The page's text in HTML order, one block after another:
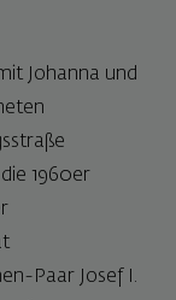
Johanna und
1960er
Paar Josef I.